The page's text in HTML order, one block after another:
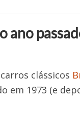
clássicos
em 1973 (e